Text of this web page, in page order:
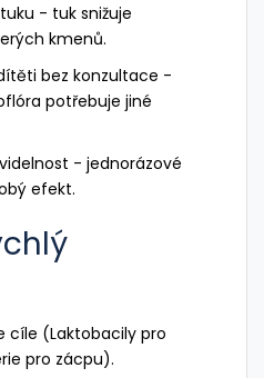
- tuk snižuje
kmenů.
bez konzultace -
potřebuje jiné
- jednorázové
efekt.
cíle (Laktobacily pro
pro zácpu).